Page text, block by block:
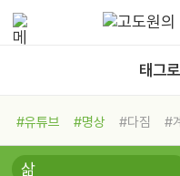
태그
#유튜브 #명상 #다짐 #
#비전캠프
#독서캠프 #삶